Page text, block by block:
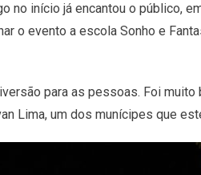
início já encantou o público,
o evento a escola Sonho e
para as pessoas. Foi
Lima, um dos munícipes que